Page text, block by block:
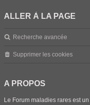
ALLER À LA PAGE
Recherche avancée
Supprimer les cookies
A PROPOS
Le Forum maladies rares est